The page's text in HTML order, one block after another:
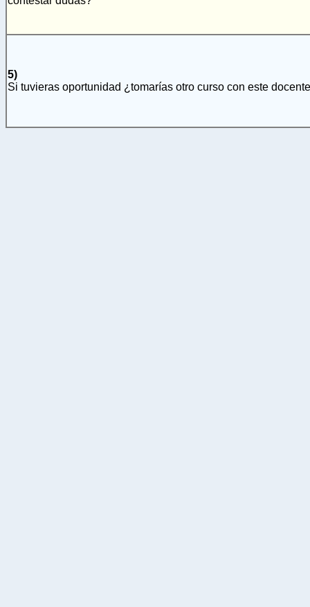
5)
Si tuvieras oportunidad ¿tomarías otro curso con este